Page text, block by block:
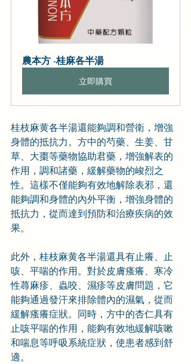
農本方 -桂麻各半湯
立即購買
桂枝麻黄各半湯還能夠調和營衛，增強
身體的抵抗力。方中的芍藥、生姜、甘
草、大棗等藥物協助君藥，增強解表的
作用，調和諸藥，緩解藥物的峻烈之
性。這樣不僅能夠有效地解除表邪，還
能夠調和身體的內外平衡，增強身體的
抵抗力，從而達到預防和治療疾病的效
果。
此外，桂枝麻黄各半湯還具有止癢、止
咳、平喘的作用。對於皮膚瘙癢、寒冷
性蕁麻疹、蟲咬、濕疹等皮膚問題，它
能夠通過發汗來排除體內的濕氣，從而
緩解瘙癢症狀。同時，方中的杏仁具有
止咳平喘的作用，能夠有效地緩解咳嗽
和喘息等呼吸系統症狀，使患者感到舒
適。